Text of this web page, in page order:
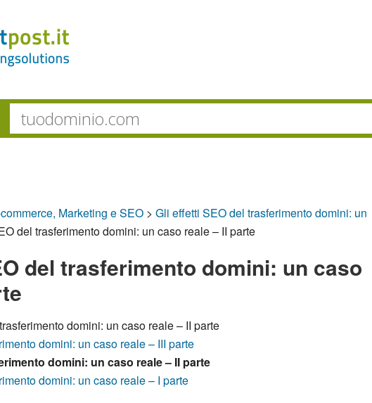
Marketing e SEO > Gli effetti SEO del trasferimento domini: un
del trasferimento domini: un caso reale – II parte
del trasferimento domini: un caso
domini: un caso reale – II parte
domini: un caso reale – III parte
domini: un caso reale – II parte
domini: un caso reale – I parte